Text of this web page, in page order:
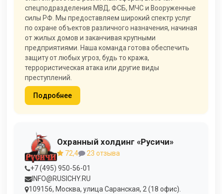
спецподразделения МВД, ФСБ, МЧС и Вооруженные
силы РФ. Мы предоставляем широкий спектр услуг
по охране объектов различного назначения, начиная
от жилых домов и заканчивая крупными
предприятиями. Наша команда готова обеспечить
защиту от любых угроз, будь то кража,
террористическая атака или другие виды
преступлений.
Подробнее
Охранный холдинг «Русичи»
72,4
23 отзыва
+7 (495) 950-56-01
INFO@RUSICHY.RU
109156, Москва, улица Саранская, 2 (18 офис).